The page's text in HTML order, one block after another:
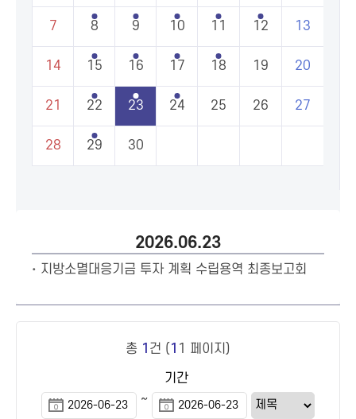
7 8 9 10 11 12 13
14 15 16 17 18 19 20
21 22 23 24 25 26 27
28 29 30
2026.06.23
지방소멸대응기금 투자 계획 수립용역 최종보고회
총 1 건 ( 1 1 페이지)
기간
~